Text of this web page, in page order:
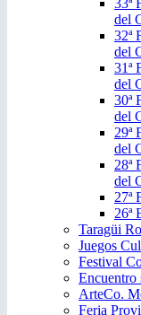
33ª
del
32ª
del
31ª
del
30ª
del
29ª
del
28ª
del
27ª
26ª
Taragüi
Juegos
Festival
Encuentro
ArteCo.
Feria